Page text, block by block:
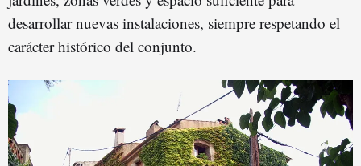
desarrollar nuevas instalaciones, siempre respetando el
carácter histórico del conjunto.